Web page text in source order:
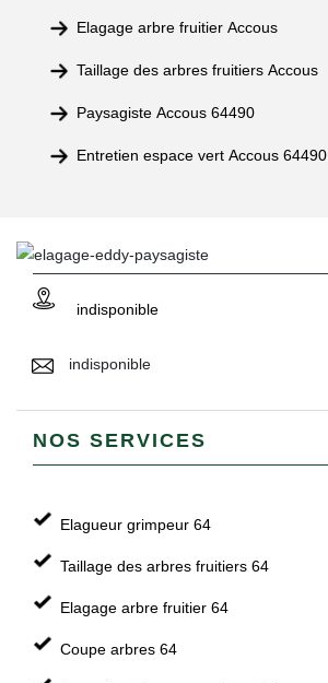
Elagage arbre fruitier Accous
Taillage des arbres fruitiers Accous
Paysagiste Accous 64490
Entretien espace vert Accous 64490
indisponible
indisponible
NOS SERVICES
Elagueur grimpeur 64
Taillage des arbres fruitiers 64
Elagage arbre fruitier 64
Coupe arbres 64